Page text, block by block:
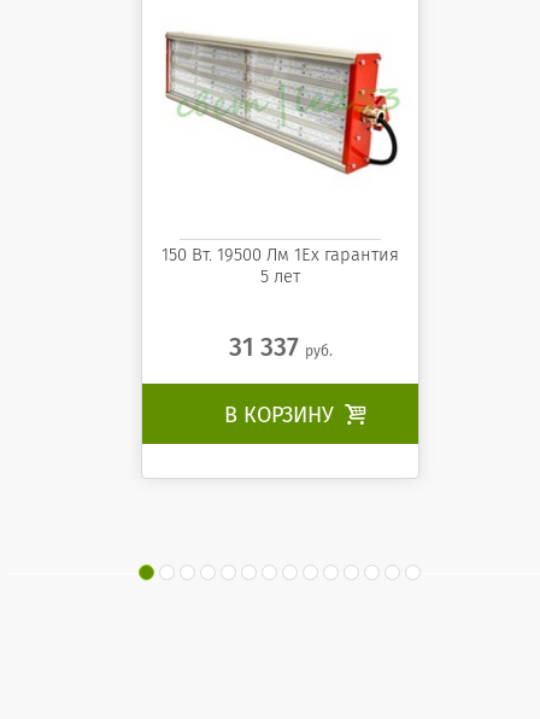
150 Вт. 19500 Лм 1Ех гарантия
5 лет
31 337 руб.
В КОРЗИНУ 